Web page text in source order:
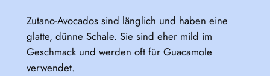
Zutano-Avocados sind länglich und haben eine
glatte, dünne Schale. Sie sind eher mild im
Geschmack und werden oft für Guacamole
verwendet.